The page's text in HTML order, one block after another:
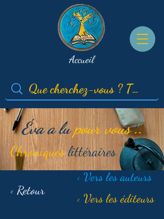
Accueil
Éva a lupour vous ..
Chroniqueslittéraires
< Retour
< Vers les auteurs
< Vers les éditeurs